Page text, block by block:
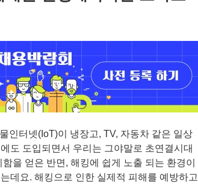
인터넷(IoT)이 냉장고, TV, 자동차 같은 일상
도 도입되면서 우리는 그야말로 초연결시대
을 얻은 반면, 해킹에 쉽게 노출 되는 환경이
데요. 해킹으로 인한 실제적 피해를 예방하고